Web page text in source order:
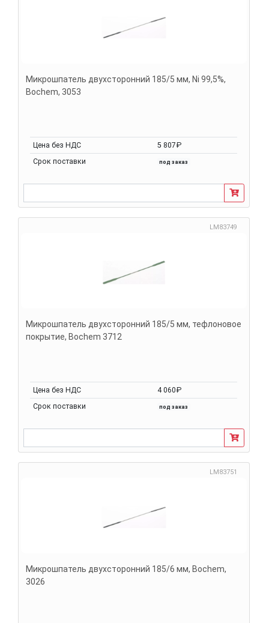
Микрошпатель двухсторонний 185/5 мм, Ni 99,5%,
Bochem, 3053
Цена без НДС
5 807₽
Срок поставки
под заказ
LM83749
Микрошпатель двухсторонний 185/5 мм, тефлоновое
покрытие, Bochem 3712
Цена без НДС
4 060₽
Срок поставки
под заказ
LM83751
Микрошпатель двухсторонний 185/6 мм, Bochem,
3026